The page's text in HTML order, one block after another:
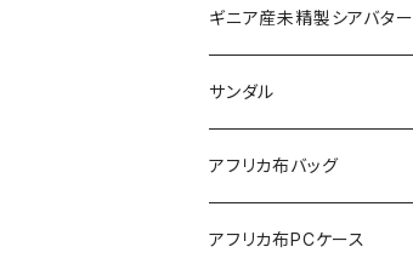
ギニア産未精製シアバター
サンダル
アフリカ布バッグ
Sac shopping rond
アフリカ布PCケース